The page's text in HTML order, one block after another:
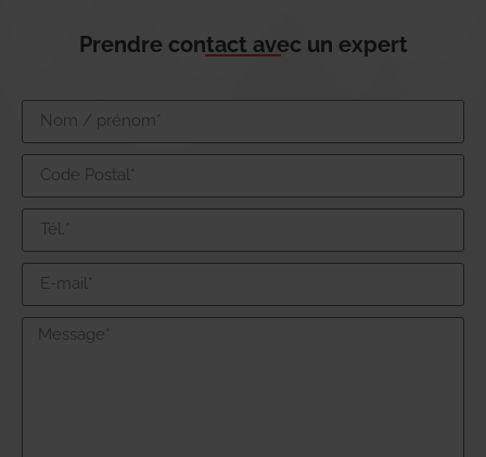
Prendre contact avec un expert